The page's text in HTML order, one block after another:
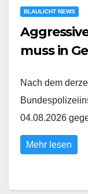
BLAULICHT NEWS
muss in
Nach dem
04.08.2026
Mehr lesen